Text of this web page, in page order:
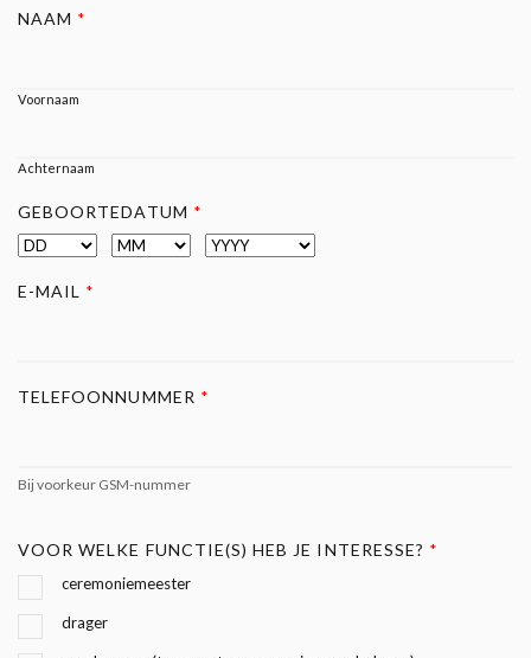
N
O
T
E
L
E
N
M
NAAM *
Voornaam
Achternaam
GEBOORTEDATUM *
E-MAIL *
TELEFOONNUMMER *
Bij voorkeur GSM-nummer
VOOR WELKE FUNCTIE(S) HEB JE INTERESSE? *
ceremoniemeester
drager